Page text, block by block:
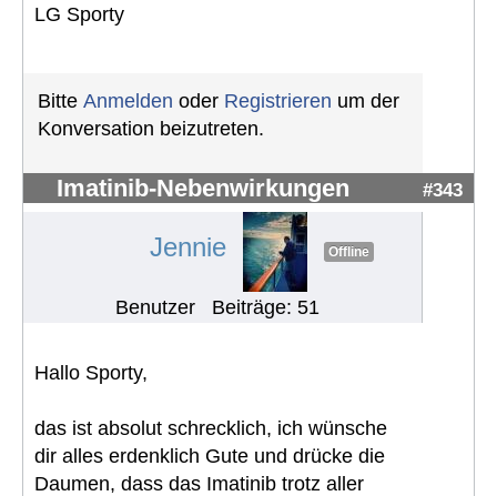
LG Sporty
Bitte Anmelden oder Registrieren um der
Konversation beizutreten.
Imatinib-Nebenwirkungen #343
Jennie Offline
Benutzer Beiträge: 51
Hallo Sporty,
das ist absolut schrecklich, ich wünsche
dir alles erdenklich Gute und drücke die
Daumen, dass das Imatinib trotz aller